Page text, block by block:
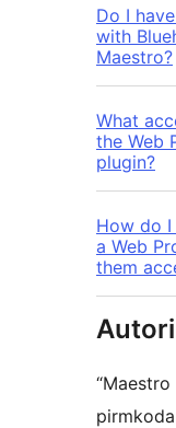
Do I
with
Maestro?
What
the Web
plugin?
How do
a Web
them